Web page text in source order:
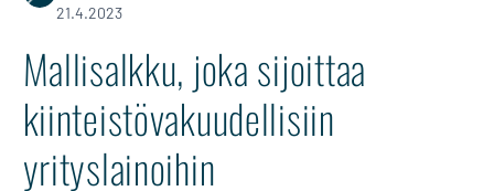
21.4.2023
Mallisalkku, joka sijoittaa
kiinteistövakuudellisiin
yrityslainoihin